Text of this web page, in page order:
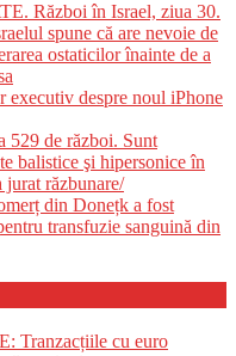
Război în Israel, ziua 30.
spune că are nevoie de
ostaticilor înainte de a
executiv despre noul iPhone
de război. Sunt
balistice şi hipersonice în
jurat răzbunare/
din Donețk a fost
transfuzie sanguină din